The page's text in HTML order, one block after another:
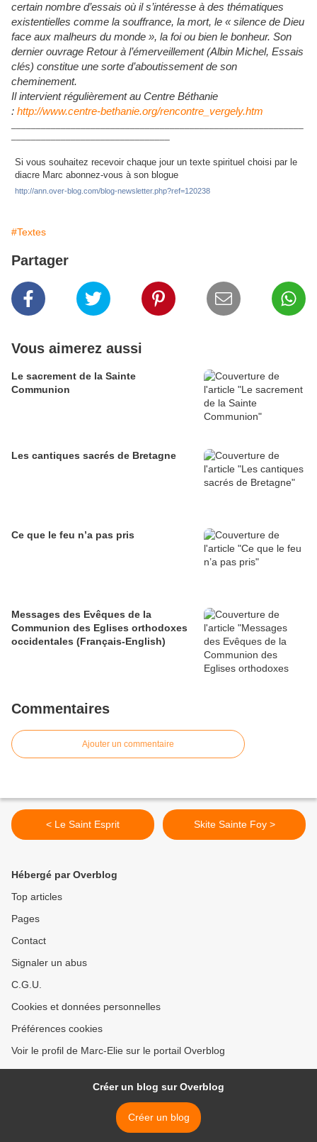
certain nombre d’essais où il s’intéresse à des thématiques
existentielles comme la souffrance, la mort, le « silence de Dieu
face aux malheurs du monde », la foi ou bien le bonheur. Son
dernier ouvrage Retour à l’émerveillement (Albin Michel, Essais
clés) constitue une sorte d’aboutissement de son
cheminement.
Il intervient régulièrement au Centre Béthanie
: http://www.centre-bethanie.org/rencontre_vergely.htm
Si vous souhaitez recevoir chaque jour un texte spirituel choisi par le
diacre Marc abonnez-vous à son blogue
http://ann.over-blog.com/blog-newsletter.php?ref=120238
#Textes
Partager
Vous aimerez aussi
Le sacrement de la Sainte
Communion
Les cantiques sacrés de Bretagne
Ce que le feu n’a pas pris
Messages des Evêques de la
Communion des Eglises orthodoxes
occidentales (Français-English)
Commentaires
Ajouter un commentaire
< Le Saint Esprit Skite Sainte Foy >
Hébergé par Overblog
Top articles
Pages
Contact
Signaler un abus
C.G.U.
Cookies et données personnelles
Préférences cookies
Voir le profil de Marc-Elie sur le portail Overblog
Créer un blog sur Overblog
Créer un blog